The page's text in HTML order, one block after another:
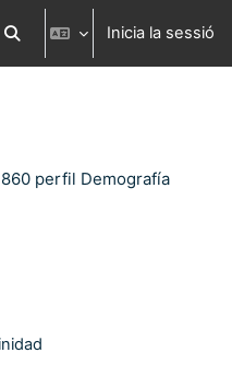
Commuta l'entrada de la cerca
Inicia la sessió
perfil Demografía